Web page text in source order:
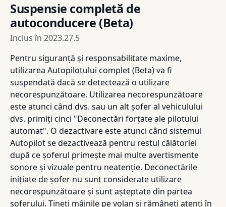
Suspensie completă de
autoconducere (Beta)
Inclus în 2023.27.5
Pentru siguranță și responsabilitate maxime,
utilizarea Autopilotului complet (Beta) va fi
suspendată dacă se detectează o utilizare
necorespunzătoare. Utilizarea necorespunzătoare
este atunci când dvs. sau un alt șofer al vehiculului
dvs. primiți cinci "Deconectări forțate ale pilotului
automat". O dezactivare este atunci când sistemul
Autopilot se dezactivează pentru restul călătoriei
după ce șoferul primește mai multe avertismente
sonore și vizuale pentru neatenție. Deconectările
inițiate de șofer nu sunt considerate utilizare
necorespunzătoare și sunt așteptate din partea
șoferului. Țineți mâinile pe volan și rămâneți atenți în